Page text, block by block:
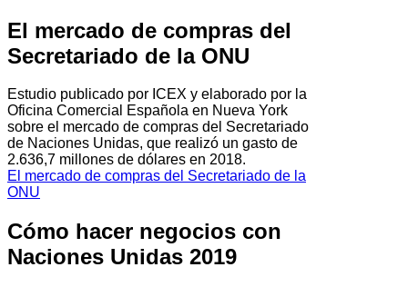
El mercado de compras del
Secretariado de la ONU
Estudio publicado por ICEX y elaborado por la
Oficina Comercial Española en Nueva York
sobre el mercado de compras del Secretariado
de Naciones Unidas, que realizó un gasto de
2.636,7 millones de dólares en 2018.
El mercado de compras del Secretariado de la
ONU
Cómo hacer negocios con
Naciones Unidas 2019